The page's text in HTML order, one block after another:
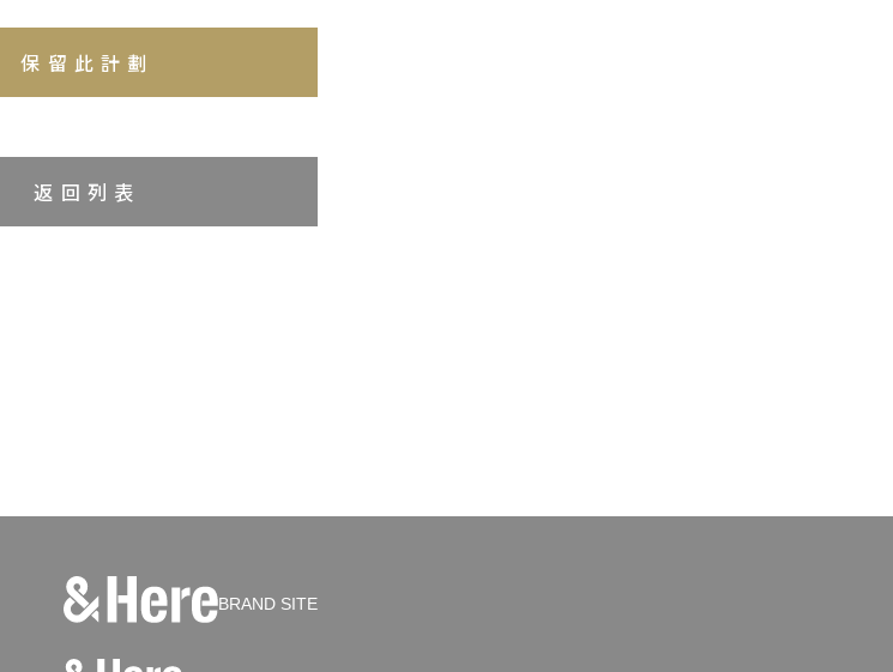
保留此計劃
返回列表
BRAND SITE